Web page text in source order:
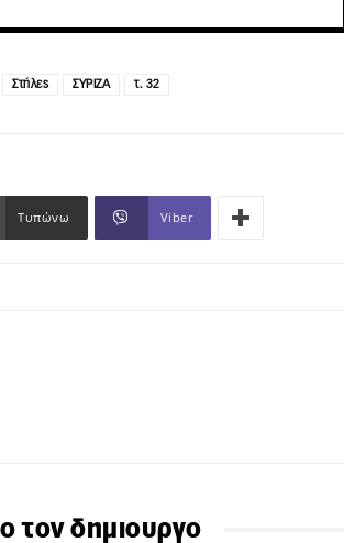
Στήλες ΣΥΡΙΖΑ τ. 32
Τυπώνω Viber
τον δημιουργο